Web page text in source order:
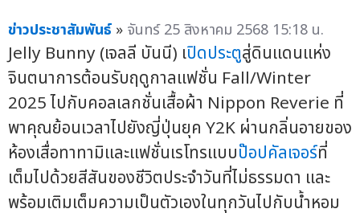
ข่าวประชาสัมพันธ์ » จันทร์ 25 สิงหาคม 2568 15:18 น.
Jelly Bunny (เจลลี บันนี) เปิดประตูสู่ดินแดนแห่ง
จินตนาการต้อนรับฤดูกาลแฟชั่น Fall/Winter
2025 ไปกับคอลเลกชั่นเสื้อผ้า Nippon Reverie ที่
พาคุณย้อนเวลาไปยังญี่ปุ่นยุค Y2K ผ่านกลิ่นอายของ
ห้องเสื่อทาทามิและแฟชั่นเรโทรแบบป๊อปคัลเจอร์ที่
เต็มไปด้วยสีสันของชีวิตประจำวันที่ไม่ธรรมดา และ
พร้อมเติมเต็มความเป็นตัวเองในทุกวันไปกับน้ำหอม